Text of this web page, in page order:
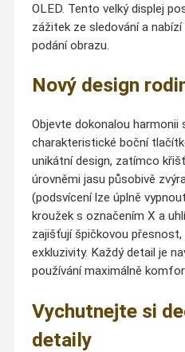
OLED. Tento velký displej
zážitek ze sledování a
podání obrazu.
Nový design
Objevte dokonalou harmonii
charakteristické boční
unikátní design, zatímco
úrovněmi jasu působivě
(podsvícení lze úplně
kroužek s označením X a
zajišťují špičkovou přesnost,
exkluzivity. Každý detail je
používání maximálně
Vychutnejte si
detaily